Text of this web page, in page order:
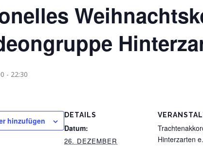
- 22:30
hinzufügen
DETAILS
Datum:
26. DEZEMBER
Hinterzarten